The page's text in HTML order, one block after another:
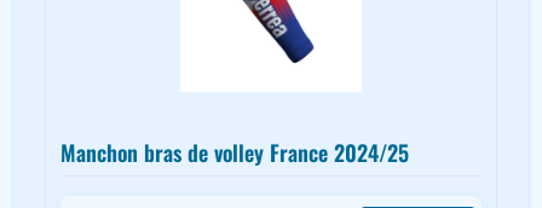
Manchon bras de volley France 2024/25